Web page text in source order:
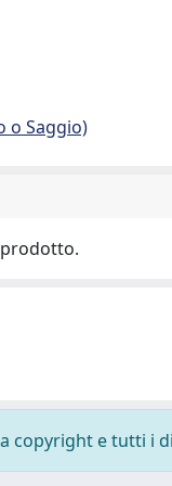
o Saggio)
copyright e tutti i